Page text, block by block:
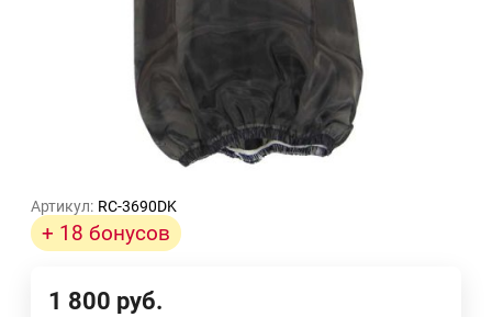
Артикул: RC-3690DK
+ 18 бонусов
1 800 руб.